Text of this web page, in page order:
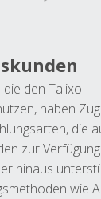
den Talixo-
haben
die
zur Verfügung
hinaus
wie